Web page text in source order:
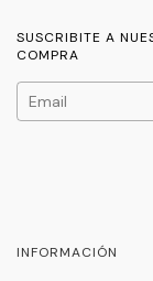
SUSCRIBITE A
COMPRA
INFORMACIÓN